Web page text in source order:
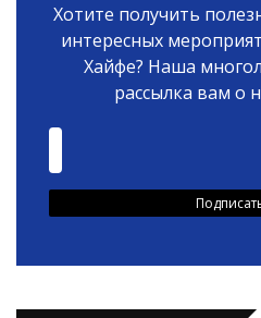
Хотите получить
интересных
Хайфе? Наша
рассылка вам о